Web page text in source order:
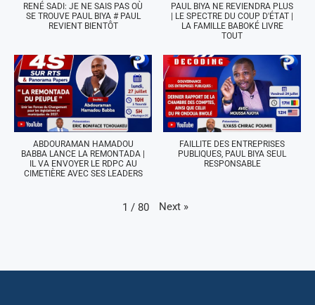
RENÉ SADI: JE NE SAIS PAS OÙ
SE TROUVE PAUL BIYA # PAUL
REVIENT BIENTÔT
PAUL BIYA NE REVIENDRA PLUS
| LE SPECTRE DU COUP D'ÉTAT |
LA FAMILLE BABOKÉ LIVRE
TOUT
ABDOURAMAN HAMADOU
BABBA LANCE LA REMONTADA |
IL VA ENVOYER LE RDPC AU
CIMETIÈRE AVEC SES LEADERS
FAILLITE DES ENTREPRISES
PUBLIQUES, PAUL BIYA SEUL
RESPONSABLE
1 / 80 Next »